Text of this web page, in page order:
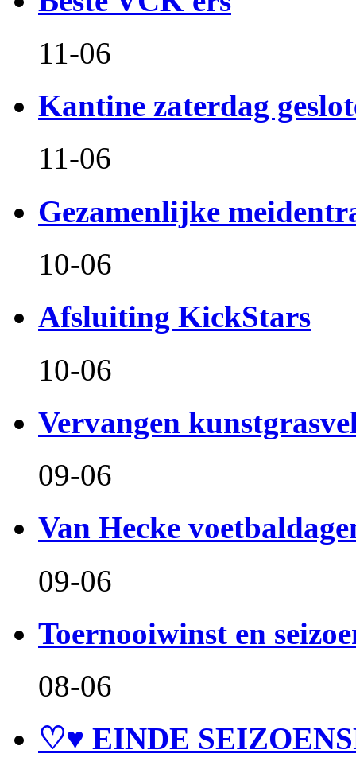
11-06
Kantine zaterdag
11-06
Gezamenlijke
10-06
Afsluiting KickStars
10-06
Vervangen
09-06
Van Hecke
09-06
Toernooiwinst en
08-06
♡♥ EINDE